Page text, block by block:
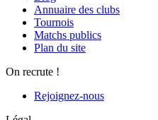
Annuaire des clubs
Tournois
Matchs publics
Plan du site
On recrute !
Rejoignez-nous